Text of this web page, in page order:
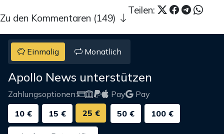
Teilen:
Zu den Kommentaren (149)
Einmalig Monatlich
Apollo News unterstützen
Zahlungsoptionen: Pay
Pay
10 €
15 € 25 € 50 € 100 €